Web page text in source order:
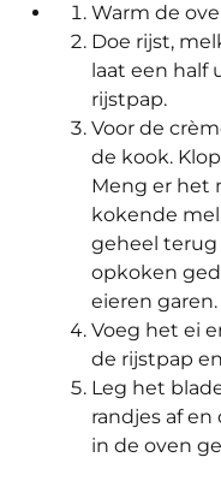
Warm de
Doe rijst,
laat een half
rijstpap.
Voor de
de kook.
Meng er het
kokende
geheel terug
opkoken
eieren garen.
Voeg het ei
de rijstpap
Leg het
randjes af
in de oven